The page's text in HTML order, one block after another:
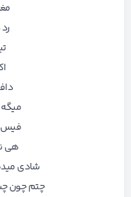
فیس
هی
شادی
چتم چون